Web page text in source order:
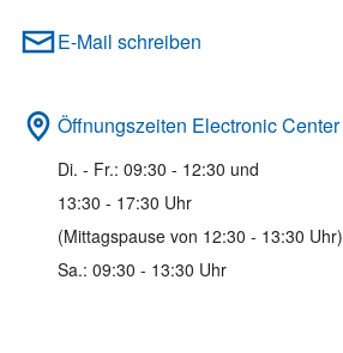
E-Mail schreiben
Öffnungszeiten Electronic Center
Di. - Fr.: 09:30 - 12:30 und
13:30 - 17:30 Uhr
(Mittagspause von 12:30 - 13:30 Uhr)
Sa.: 09:30 - 13:30 Uhr